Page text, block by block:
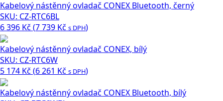
Kabelový nástěnný ovladač CONEX Bluetooth, černý
SKU: CZ-RTC6BL
6 396 Kč (7 739 Kč s DPH)
Kabelový nástěnný ovladač CONEX, bílý
SKU: CZ-RTC6W
5 174 Kč (6 261 Kč s DPH)
Kabelový nástěnný ovladač CONEX Bluetooth, bílý